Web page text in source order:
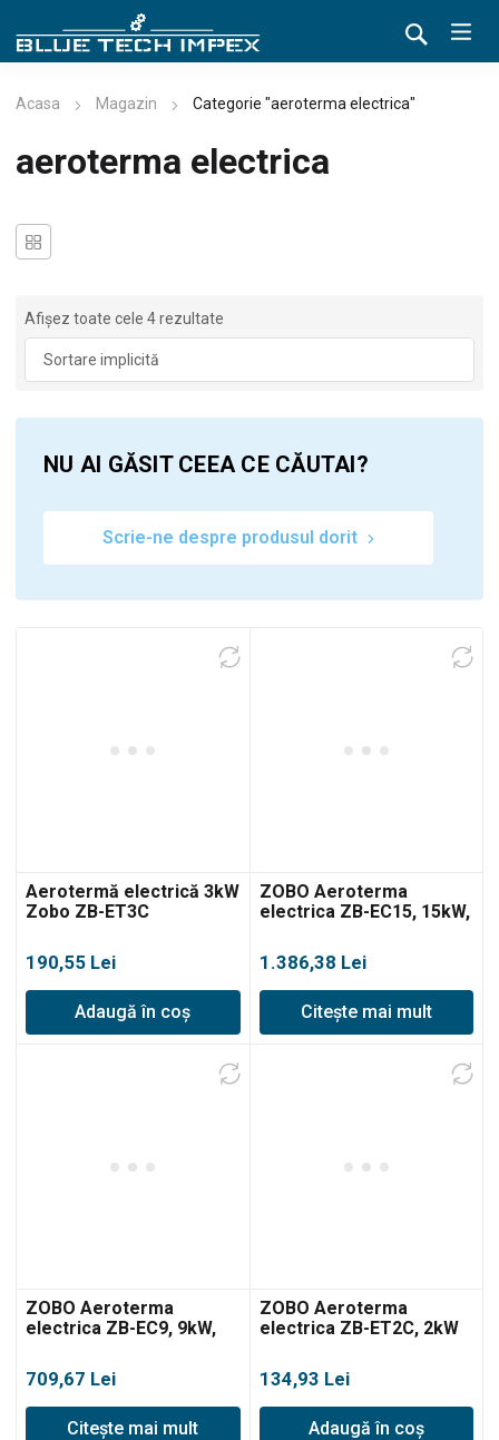
Acasa Magazin Categorie "aeroterma electrica"
aeroterma electrica
Afișez toate cele 4 rezultate
NU AI GĂSIT CEEA CE CĂUTAI?
Scrie-ne despre produsul dorit
Aerotermă electrică 3kW
Zobo ZB-ET3C
190,55 Lei
Adaugă în coș
ZOBO Aeroterma
electrica ZB-EC15, 15kW,
1.386,38 Lei
Citește mai mult
ZOBO Aeroterma
electrica ZB-EC9, 9kW,
709,67 Lei
Citește mai mult
ZOBO Aeroterma
electrica ZB-ET2C, 2kW
134,93 Lei
Adaugă în coș